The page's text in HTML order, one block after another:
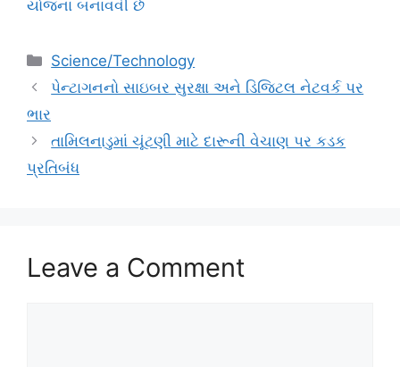
યોજના બનાવવી છે
Categories
Science/Technology
પેન્ટાગનનો સાઇબર સુરક્ષા અને ડિજિટલ નેટવર્ક પર
ભાર
તામિલનાડુમાં ચૂંટણી માટે દારૂની વેચાણ પર કડક
પ્રતિબંધ
Leave a Comment